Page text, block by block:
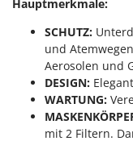
K
Kartoffelroder
Kehrmaschinen
Kettensägen
Kippbare
Diavola Pro
Diesse
Docma
Dominion
Hauptmerkmale:
SCHUTZ:
und
Aerosolen und
DESIGN:
WARTUNG:
mit 2 Filtern.